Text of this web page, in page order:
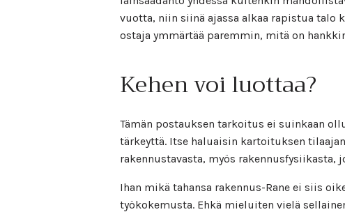
vuotta, niin siinä ajassa alkaa rapistua talo
ostaja ymmärtää paremmin, mitä on
Kehen voi luottaa?
Tämän postauksen tarkoitus ei suinkaan
tärkeyttä. Itse haluaisin kartoituksen
rakennustavasta, myös
Ihan mikä tahansa rakennus-Rane ei siis
työkokemusta. Ehkä mieluiten vielä